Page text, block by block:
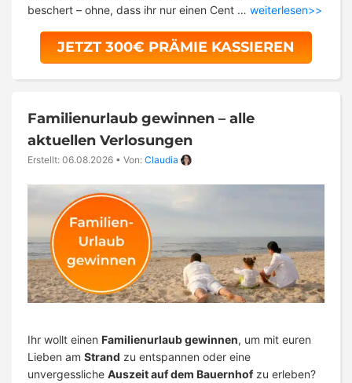
beschert – ohne, dass ihr nur einen Cent … weiterlesen>>
JETZT 300€ PRÄMIE KASSIEREN
Familienurlaub gewinnen – alle
aktuellen Verlosungen
Erstellt: 06.08.2026 • Von: Claudia
Ihr wollt einen Familienurlaub gewinnen, um mit euren
Lieben am Strand zu entspannen oder eine
unvergessliche Auszeit auf dem Bauernhofzu erleben?